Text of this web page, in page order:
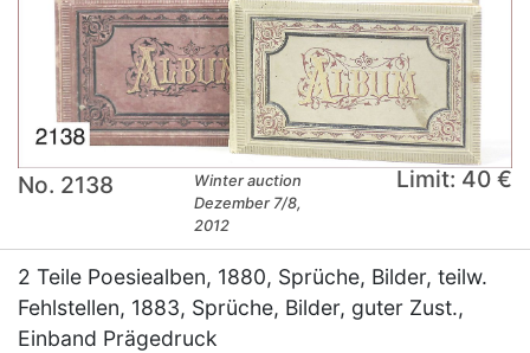
No. 2138
Winter auction
Dezember 7/8,
2012
Limit: 40 €
2 Teile Poesiealben, 1880, Sprüche, Bilder, teilw.
Fehlstellen, 1883, Sprüche, Bilder, guter Zust.,
Einband Prägedruck